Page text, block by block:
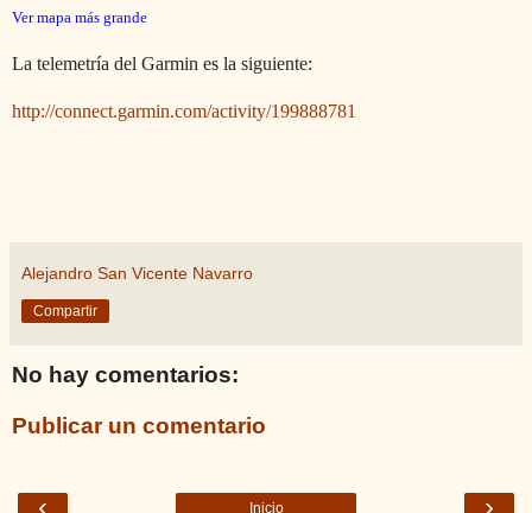
Ver mapa más grande
La telemetría del Garmin es la siguiente:
http://connect.garmin.com/activity/199888781
Alejandro San Vicente Navarro
Compartir
No hay comentarios:
Publicar un comentario
‹ ›
Inicio